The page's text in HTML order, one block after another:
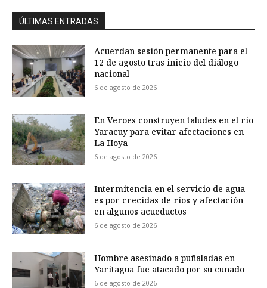
ÚLTIMAS ENTRADAS
Acuerdan sesión permanente para el
12 de agosto tras inicio del diálogo
nacional
6 de agosto de 2026
En Veroes construyen taludes en el río
Yaracuy para evitar afectaciones en
La Hoya
6 de agosto de 2026
Intermitencia en el servicio de agua
es por crecidas de ríos y afectación
en algunos acueductos
6 de agosto de 2026
Hombre asesinado a puñaladas en
Yaritagua fue atacado por su cuñado
6 de agosto de 2026